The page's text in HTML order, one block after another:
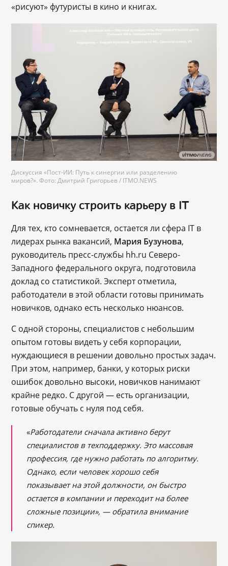
«рисуют» футуристы в кино и книгах.
Дискуссия «Пост-ИИ: Путь к синергии или разделению
миров?». Фото: Дмитрий Григорьев / ITMO.NEWS
Как новичку строить карьеру в IT
Для тех, кто сомневается, остается ли сфера IT в
лидерах рынка вакансий, Мария Бузунова,
руководитель пресс-службы hh.ru Северо-
Западного федерального округа, подготовила
доклад со статистикой. Эксперт отметила,
работодатели в этой области готовы принимать
новичков, однако есть несколько нюансов.
С одной стороны, специалистов с небольшим
опытом готовы видеть у себя корпорации,
нуждающиеся в решении довольно простых задач.
При этом, например, банки, у которых риски
ошибок довольно высоки, новичков нанимают
крайне редко. С другой — есть организации,
готовые обучать с нуля под себя.
«Работодатели сначала активно берут
специалистов в техподдержку. Это массовая
профессия, где нужно работать по алгоритму.
Однако, если человек хорошо себя
показывает на этой должности, он быстро
остается в компании и переходит на более
сложные позиции», — обратила внимание
спикер.